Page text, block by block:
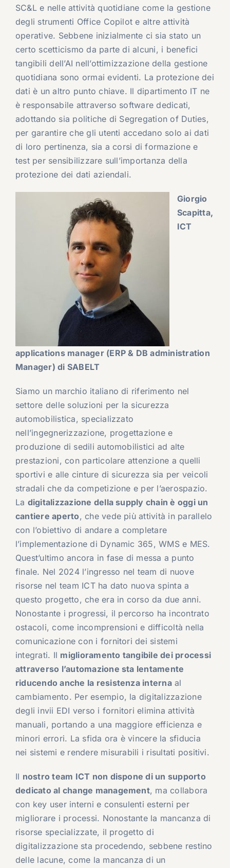
SC&L e nelle attività quotidiane come la gestione
degli strumenti Office Copilot e altre attività
operative. Sebbene inizialmente ci sia stato un
certo scetticismo da parte di alcuni, i benefici
tangibili dell’AI nell’ottimizzazione della gestione
quotidiana sono ormai evidenti. La protezione dei
dati è un altro punto chiave. Il dipartimento IT ne
è responsabile attraverso software dedicati,
adottando sia politiche di Segregation of Duties,
per garantire che gli utenti accedano solo ai dati
di loro pertinenza, sia a corsi di formazione e
test per sensibilizzare sull’importanza della
protezione dei dati aziendali.
Giorgio
Scapitta,
ICT
applications manager (ERP & DB administration
Manager) di SABELT
Siamo un marchio italiano di riferimento nel
settore delle soluzioni per la sicurezza
automobilistica, specializzato
nell’ingegnerizzazione, progettazione e
produzione di sedili automobilistici ad alte
prestazioni, con particolare attenzione a quelli
sportivi e alle cinture di sicurezza sia per veicoli
stradali che da competizione e per l’aerospazio.
La digitalizzazione della supply chain è oggi un
cantiere aperto, che vede più attività in parallelo
con l’obiettivo di andare a completare
l’implementazione di Dynamic 365, WMS e MES.
Quest’ultimo ancora in fase di messa a punto
finale. Nel 2024 l’ingresso nel team di nuove
risorse nel team ICT ha dato nuova spinta a
questo progetto, che era in corso da due anni.
Nonostante i progressi, il percorso ha incontrato
ostacoli, come incomprensioni e difficoltà nella
comunicazione con i fornitori dei sistemi
integrati. Il miglioramento tangibile dei processi
attraverso l’automazione sta lentamente
riducendo anche la resistenza internaal
cambiamento. Per esempio, la digitalizzazione
degli invii EDI verso i fornitori elimina attività
manuali, portando a una maggiore efficienza e
minori errori. La sfida ora è vincere la sfiducia
nei sistemi e rendere misurabili i risultati positivi.
Il nostro team ICT non dispone di un supporto
dedicato al change management, ma collabora
con key user interni e consulenti esterni per
migliorare i processi. Nonostante la mancanza di
risorse specializzate, il progetto di
digitalizzazione sta procedendo, sebbene restino
delle lacune, come la mancanza di un